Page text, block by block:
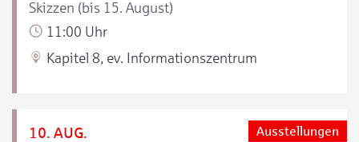
Skizzen (bis 15. August)
11:00 Uhr
Kapitel 8, ev. Informationszentrum
10. AUG. Ausstellungen